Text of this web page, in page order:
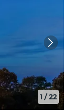
1 /22